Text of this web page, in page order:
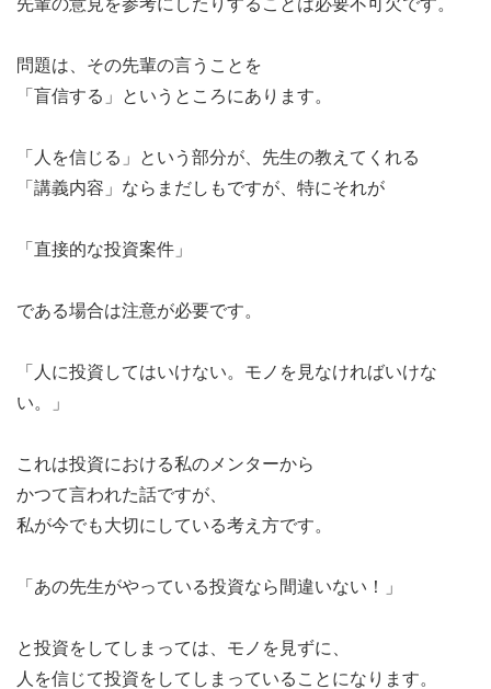
問題は、その先輩の言うことを
「盲信する」というところにあります。
「人を信じる」という部分が、先生の教えてくれる
「講義内容」ならまだしもですが、特にそれが
「直接的な投資案件」
である場合は注意が必要です。
「人に投資してはいけない。モノを見なければいけな
い。」
これは投資における私のメンターから
かつて言われた話ですが、
私が今でも大切にしている考え方です。
「あの先生がやっている投資なら間違いない！」
と投資をしてしまっては、モノを見ずに、
人を信じて投資をしてしまっていることになります。